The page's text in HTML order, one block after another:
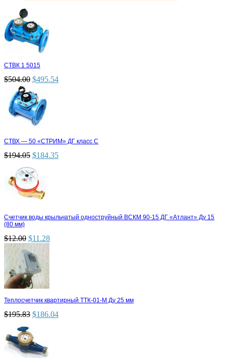
СТВК 1 5015
$504.00 $495.54
СТВХ — 50 «СТРИМ» ДГ класс С
$194.05 $184.35
Счетчик воды крыльчатый одноструйный ВСКМ 90-15 ДГ «Атлант» Ду 15
(80 мм)
$12.00 $11.28
Теплосчетчик квартирный ТТК-01-М Ду 25 мм
$195.83 $186.04